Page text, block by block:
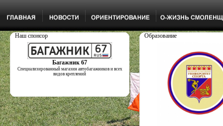
Наш спонсор
Багажник 67
Специализированный магазин автобагажников и всех
видов креплений
Образование